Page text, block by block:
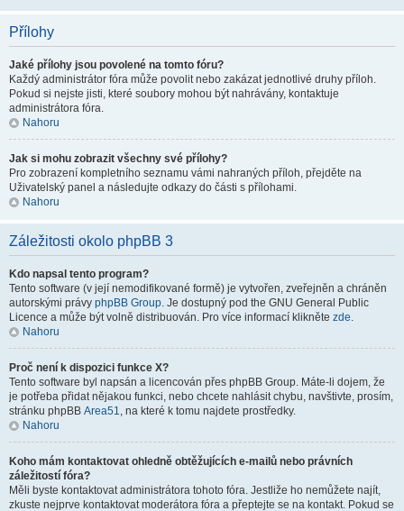
Přílohy
Jaké přílohy jsou povolené na tomto fóru?
Každý administrátor fóra může povolit nebo zakázat jednotlivé druhy příloh.
Pokud si nejste jisti, které soubory mohou být nahrávány, kontaktuje
administrátora fóra.
Nahoru
Jak si mohu zobrazit všechny své přílohy?
Pro zobrazení kompletního seznamu vámi nahraných příloh, přejděte na
Uživatelský panel a následujte odkazy do části s přílohami.
Nahoru
Záležitosti okolo phpBB 3
Kdo napsal tento program?
Tento software (v její nemodifikované formě) je vytvořen, zveřejněn a chráněn
autorskými právy phpBB Group. Je dostupný pod the GNU General Public
Licence a může být volně distribuován. Pro více informací klikněte zde.
Nahoru
Proč není k dispozici funkce X?
Tento software byl napsán a licencován přes phpBB Group. Máte-li dojem, že
je potřeba přidat nějakou funkci, nebo chcete nahlásit chybu, navštivte, prosím,
stránku phpBB Area51, na které k tomu najdete prostředky.
Nahoru
Koho mám kontaktovat ohledně obtěžujících e-mailů nebo právních
záležitostí fóra?
Měli byste kontaktovat administrátora tohoto fóra. Jestliže ho nemůžete najít,
zkuste nejprve kontaktovat moderátora fóra a přeptejte se na kontakt. Pokud se